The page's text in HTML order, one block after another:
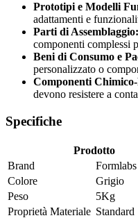
Prototipi e Modelli
adattamenti e
Parti di Assemblaggio:
componenti complessi
Beni di Consumo e
personalizzato o
Componenti
devono resistere a
Specifiche
Prodotto
Brand
Formlabs
Colore
Grigio
Peso
5Kg
Proprietà Materiale Standard